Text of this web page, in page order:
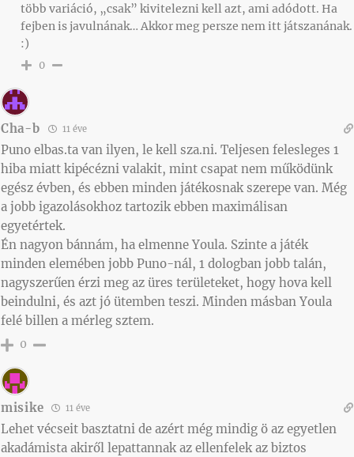
több variáció, „csak” kivitelezni kell azt, ami adódott. Ha
fejben is javulnának… Akkor meg persze nem itt játszanának.
:)
0
Cha-b 11 éve
Puno elbas.ta van ilyen, le kell sza.ni. Teljesen felesleges 1
hiba miatt kipécézni valakit, mint csapat nem működünk
egész évben, és ebben minden játékosnak szerepe van. Még
a jobb igazolásokhoz tartozik ebben maximálisan
egyetértek.
Én nagyon bánnám, ha elmenne Youla. Szinte a játék
minden elemében jobb Puno-nál, 1 dologban jobb talán,
nagyszerűen érzi meg az üres területeket, hogy hova kell
beindulni, és azt jó ütemben teszi. Minden másban Youla
felé billen a mérleg sztem.
0
misike 11 éve
Lehet vécseit basztatni de azért még mindig ö az egyetlen
akadámista akiről lepattannak az ellenfelek az biztos